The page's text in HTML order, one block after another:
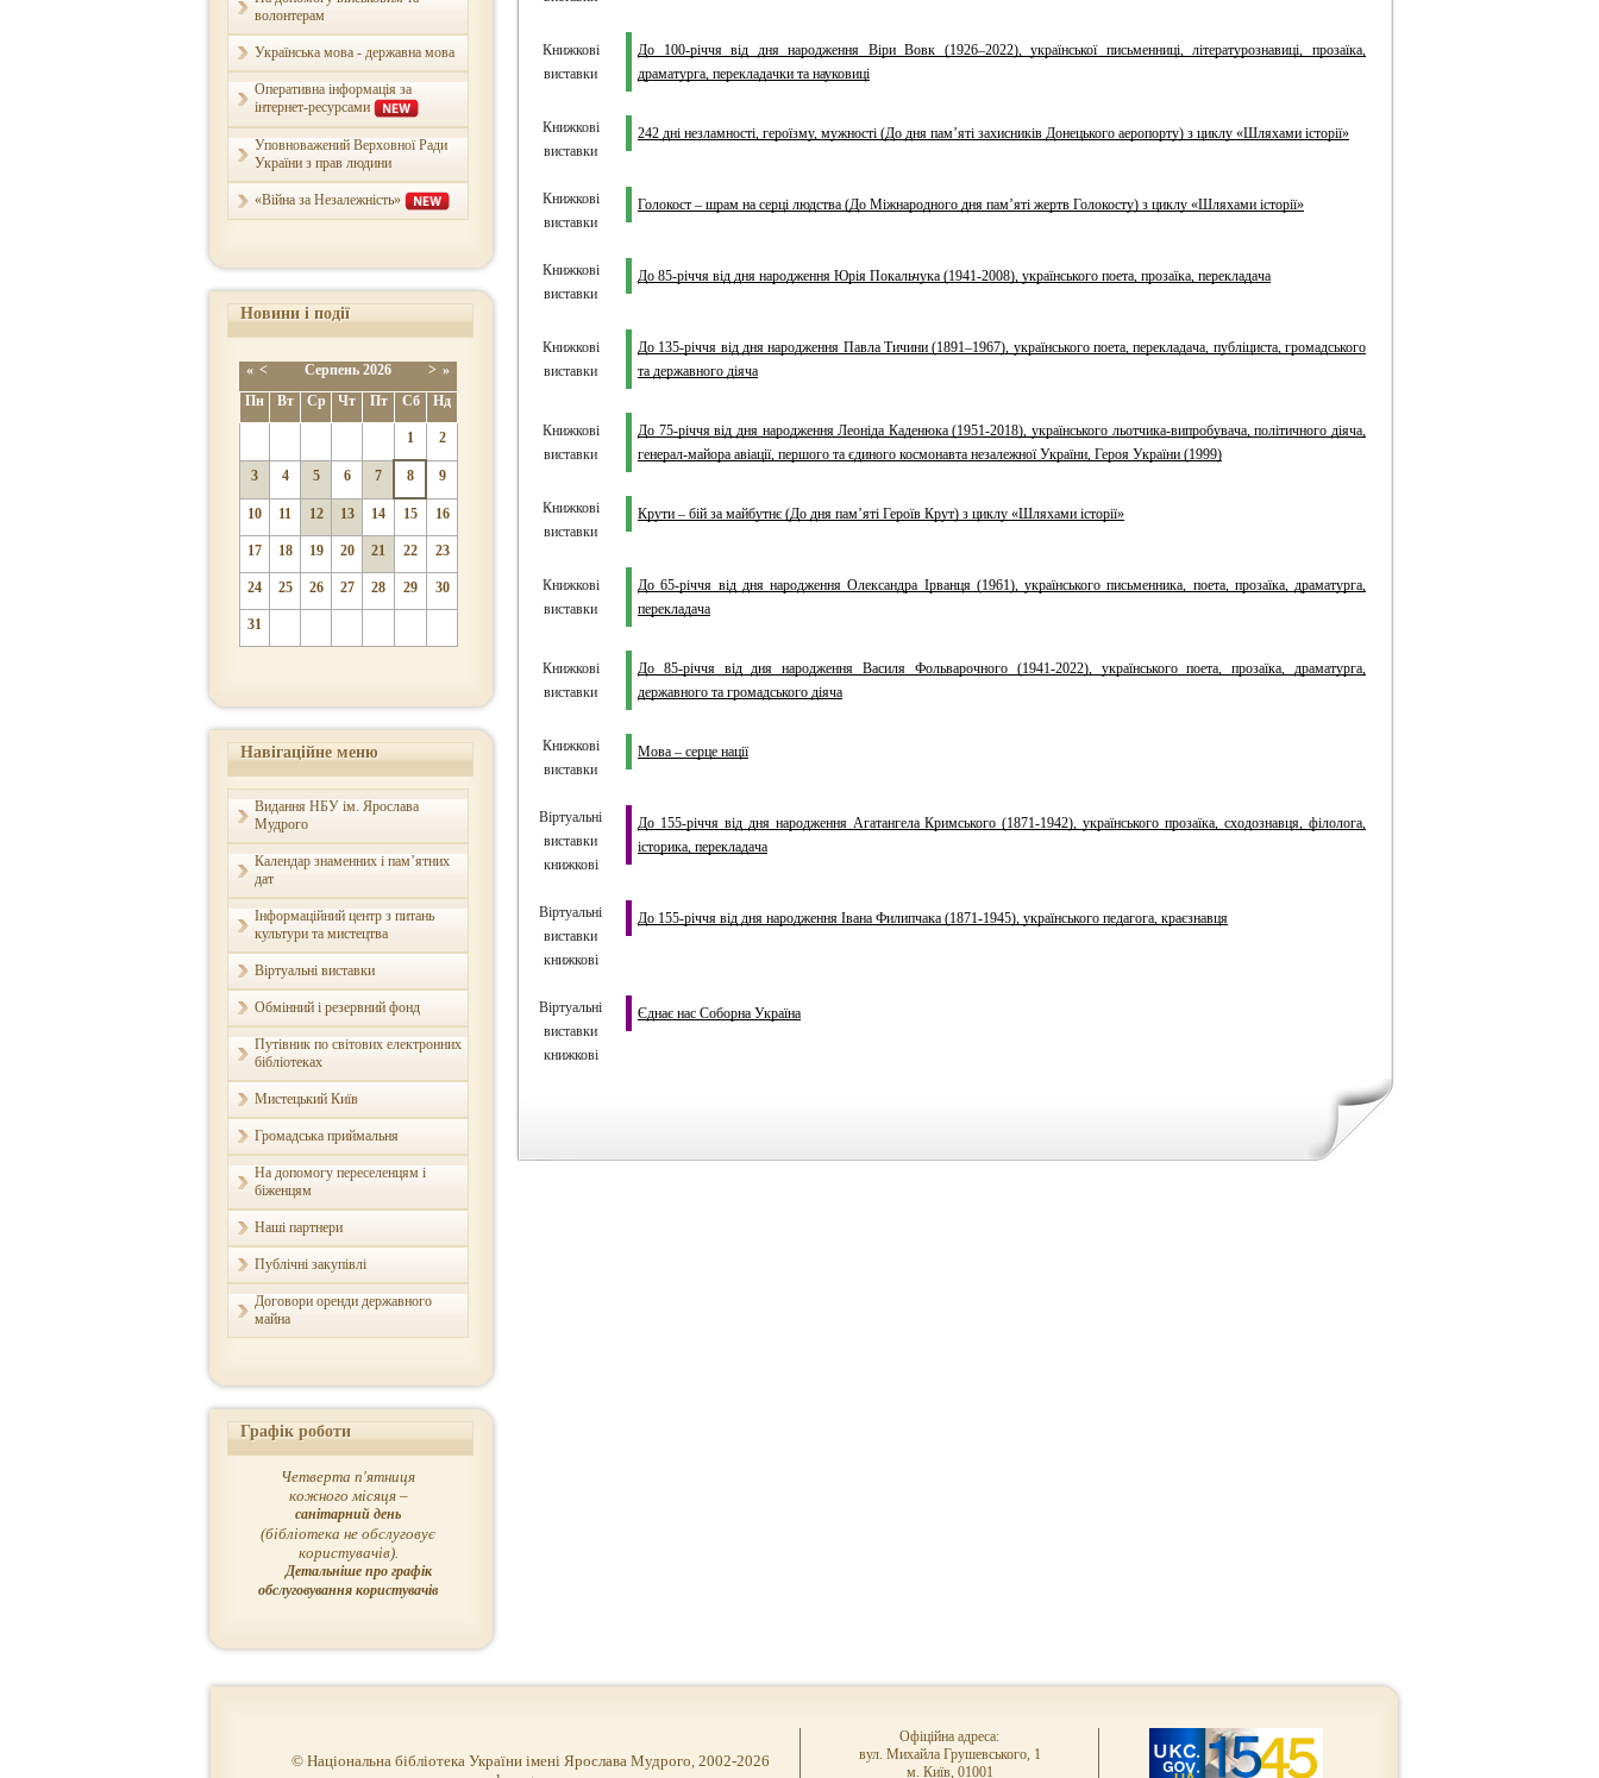
волонтерам
Українська мова - державна мова
Оперативна інформація за
інтернет-ресурсами
Уповноважений Верховної Ради
України з прав людини
«Війна за Незалежність»
Новини і події
« < Серпень2026 > »
Пн
Вт Ср Чт Пт Сб Нд
1 2
3 4 5 6 7 8 9
10 11 12 13 14 15 16
17 18 19 20 21 22 23
24 25 26 27 28 29 30
31
Навігаційне меню
Видання НБУ ім. Ярослава
Мудрого
Календар знаменних і пам’ятних
дат
Інформаційний центр з питань
культури та мистецтва
Віртуальні виставки
Обмінний і резервний фонд
Путівник по світових електронних
бібліотеках
Мистецький Київ
Громадська приймальня
На допомогу переселенцям і
біженцям
Наші партнери
Публічні закупівлі
Договори оренди державного
майна
Графік роботи
Четверта п'ятниця
кожного місяця –
санітарний день
(бібліотека не обслуговує
користувачів).
Детальніше про графік
обслуговування користувачів
Книжкові
виставки
До 100-річчя від дня народження Віри Вовк (1926–2022), української письменниці, літературознавиці, прозаїка,
драматурга, перекладачки та науковиці
Книжкові
виставки
242 дні незламності, героїзму, мужності (До дня пам’яті захисників Донецького аеропорту) з циклу «Шляхами історії»
Книжкові
виставки
Голокост – шрам на серці людства (До Міжнародного дня пам’яті жертв Голокосту) з циклу «Шляхами історії»
Книжкові
виставки
До 85-річчя від дня народження Юрія Покальчука (1941-2008), українського поета, прозаїка, перекладача
Книжкові
виставки
До 135-річчя від дня народження Павла Тичини (1891–1967), українського поета, перекладача, публіциста, громадського
та державного діяча
Книжкові
виставки
До 75-річчя від дня народження Леоніда Каденюка (1951-2018), українського льотчика-випробувача, політичного діяча,
генерал-майора авіації, першого та єдиного космонавта незалежної України, Героя України (1999)
Книжкові
виставки
Крути – бій за майбутнє (До дня пам’яті Героїв Крут) з циклу «Шляхами історії»
Книжкові
виставки
До 65-річчя від дня народження Олександра Ірванця (1961), українського письменника, поета, прозаїка, драматурга,
перекладача
Книжкові
виставки
До 85-річчя від дня народження Василя Фольварочного (1941-2022), українського поета, прозаїка, драматурга,
державного та громадського діяча
Книжкові
виставки
Мова – серце нації
Віртуальні
виставки
книжкові
До 155-річчя від дня народження Агатангела Кримського (1871-1942), українського прозаїка, сходознавця, філолога,
історика, перекладача
Віртуальні
виставки
книжкові
До 155-річчя від дня народження Івана Филипчака (1871-1945), українського педагога, краєзнавця
Віртуальні
виставки
книжкові
Єднає нас Соборна Україна
© Національна бібліотека України імені Ярослава Мудрого, 2002-2026
Офіційна адреса:
вул. Михайла Грушевського, 1
м. Київ, 01001